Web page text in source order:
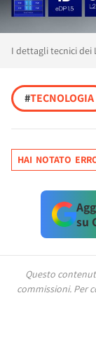
I dettagli tecnici dei
#TECNOLOGIA
HAI NOTATO
su
Questo
commissioni. Per